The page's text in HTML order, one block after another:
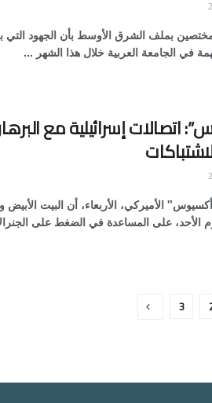
بملف الشرق الأوسط بأن الجهود التي
في الجامعة العربية خلال هذا الشهر ...
اتصالات إسرائيلية مع
الأميركي، الأربعاء، أن البيت الأبيض
الأحد، على المساعدة في الضغط على
3